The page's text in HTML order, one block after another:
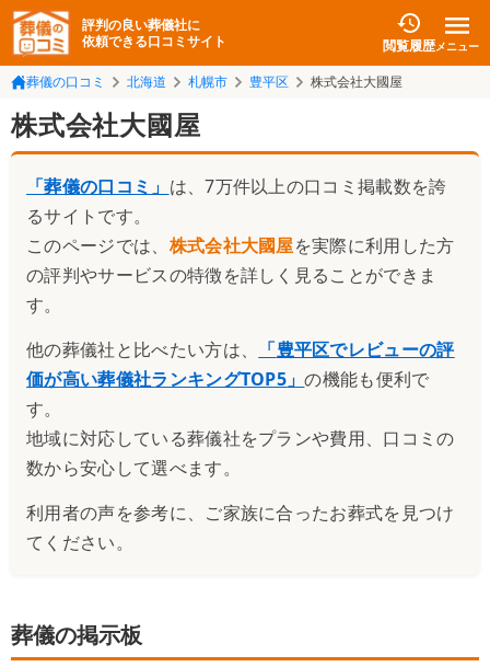
評判の良い葬儀社に
依頼できる口コミサイト
閲覧履歴メニュー
葬儀の口コミ 北海道 札幌市 豊平区 株式会社大國屋
株式会社大國屋
「葬儀の口コミ」 は、7万件以上の口コミ掲載数を誇
るサイトです。
このページでは、 株式会社大國屋を実際に利用した方
の評判やサービスの特徴を詳しく見ることができま
す。
他の葬儀社と比べたい方は、
「豊平区でレビューの評
価が高い葬儀社ランキングTOP5 」の機能も便利で
す。
地域に対応している葬儀社をプランや費用、口コミの
数から安心して選べます。
利用者の声を参考に、ご家族に合ったお葬式を見つけ
てください。
葬儀の掲示板